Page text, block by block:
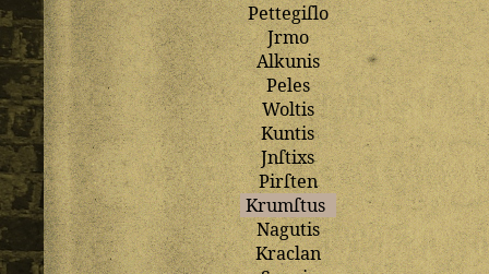
Pettegiſlo
Jrmo
Alkunis
Peles
Woltis
Kuntis
Jnſtixs
Pirſten
Krumſtus
Nagutis
Kraclan